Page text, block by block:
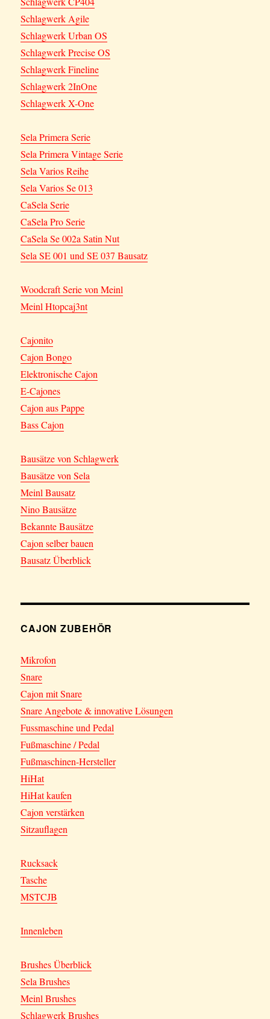
Schlagwerk Agile
Schlagwerk Urban OS
Schlagwerk Precise OS
Schlagwerk Fineline
Schlagwerk 2InOne
Schlagwerk X-One
Sela Primera Serie
Sela Primera Vintage Serie
Sela Varios Reihe
Sela Varios Se 013
CaSela Serie
CaSela Pro Serie
CaSela Se 002a Satin Nut
Sela SE 001 und SE 037 Bausatz
Woodcraft Serie von Meinl
Meinl Htopcaj3nt
Cajonito
Cajon Bongo
Elektronische Cajon
E-Cajones
Cajon aus Pappe
Bass Cajon
Bausätze von Schlagwerk
Bausätze von Sela
Meinl Bausatz
Nino Bausätze
Bekannte Bausätze
Cajon selber bauen
Bausatz Überblick
CAJON ZUBEHÖR
Mikrofon
Snare
Cajon mit Snare
Snare Angebote & innovative Lösungen
Fussmaschine und Pedal
Fußmaschine / Pedal
Fußmaschinen-Hersteller
HiHat
HiHat kaufen
Cajon verstärken
Sitzauflagen
Rucksack
Tasche
MSTCJB
Innenleben
Brushes Überblick
Sela Brushes
Meinl Brushes
Schlagwerk Brushes